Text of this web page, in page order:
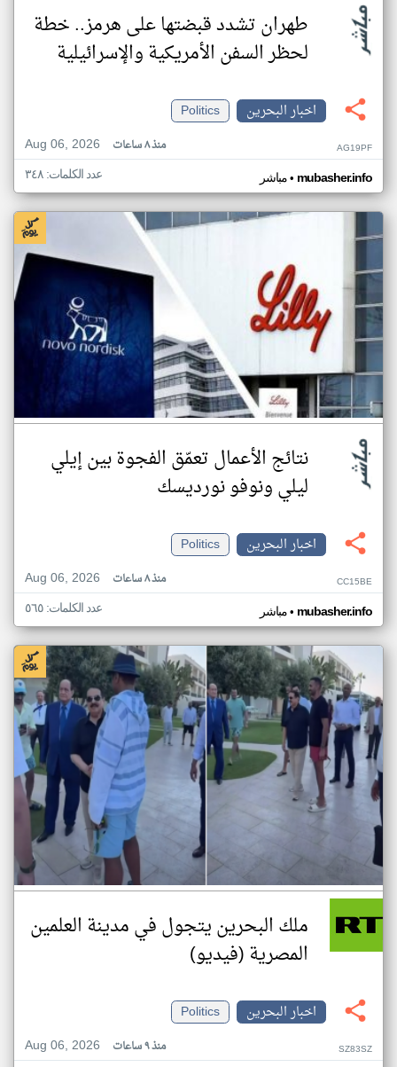
طهران تشدد قبضتها على هرمز.. خطة
لحظر السفن الأمريكية والإسرائيلية
اخبار البحرين
Politics
Aug 06, 2026
منذ ٨ ساعات AG19PF
مباشر• mubasher.info عدد الكلمات: ٣٤٨
نتائج الأعمال تعمّق الفجوة بين إيلي
ليلي ونوفو نورديسك
اخبار البحرين
Politics
Aug 06, 2026
منذ ٨ ساعات CC15BE
مباشر• mubasher.info عدد الكلمات: ٥٦٥
ملك البحرين يتجول في مدينة العلمين
المصرية (فيديو)
اخبار البحرين
Politics
Aug 06, 2026
منذ ٩ ساعات SZ83SZ